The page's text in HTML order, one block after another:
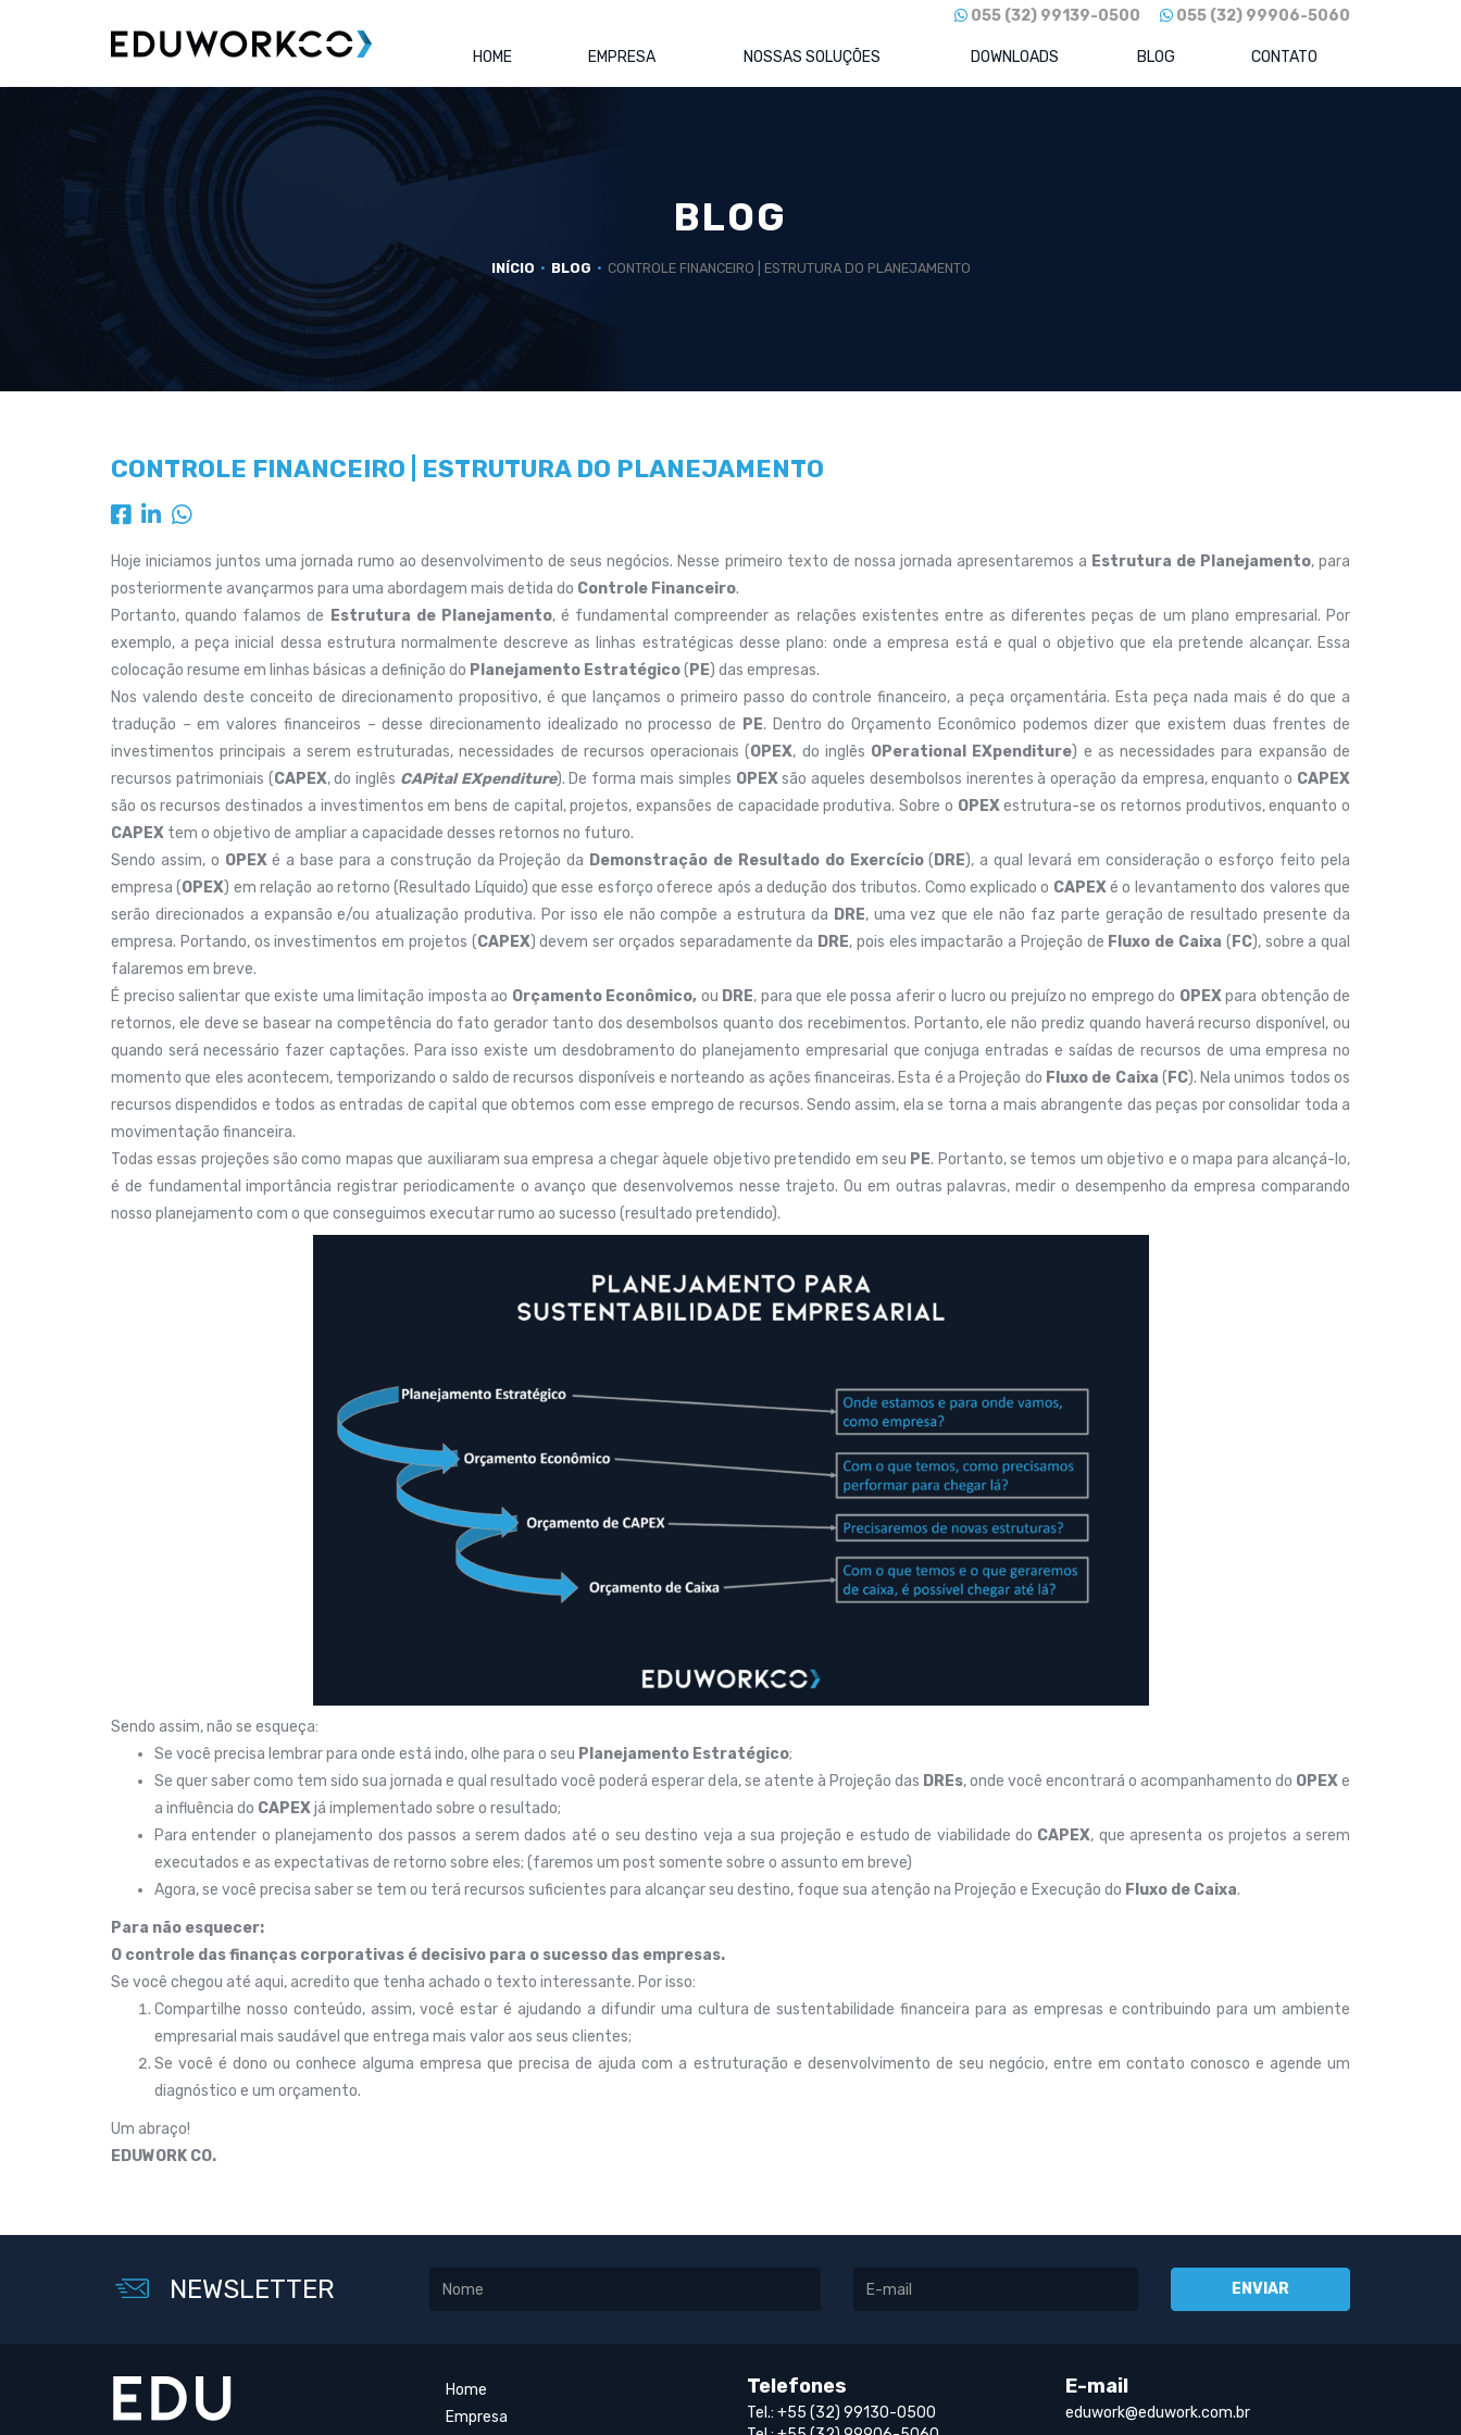
055 (32) 99139-0500 055 (32) 99906-5060
HOME EMPRESA NOSSAS SOLUÇÕES DOWNLOADS BLOG CONTATO
BLOG
INÍCIO BLOG CONTROLE FINANCEIRO | ESTRUTURA DO PLANEJAMENTO
CONTROLE FINANCEIRO | ESTRUTURA DO PLANEJAMENTO
Hoje iniciamos juntos uma jornada rumo ao desenvolvimento de seus negócios. Nesse primeiro texto de nossa jornada apresentaremos a Estrutura de Planejamento, para
posteriormente avançarmos para uma abordagem mais detida do Controle Financeiro.
Portanto, quando falamos de Estrutura de Planejamento, é fundamental compreender as relações existentes entre as diferentes peças de um plano empresarial. Por
exemplo, a peça inicial dessa estrutura normalmente descreve as linhas estratégicas desse plano: onde a empresa está e qual o objetivo que ela pretende alcançar. Essa
colocação resume em linhas básicas a definição do Planejamento Estratégico( PE) das empresas.
Nos valendo deste conceito de direcionamento propositivo, é que lançamos o primeiro passo do controle financeiro, a peça orçamentária. Esta peça nada mais é do que a
tradução – em valores financeiros – desse direcionamento idealizado no processo de PE. Dentro do Orçamento Econômico podemos dizer que existem duas frentes de
investimentos principais a serem estruturadas, necessidades de recursos operacionais (OPEX, do inglês OPerational EXpenditure) e as necessidades para expansão de
recursos patrimoniais (CAPEX, do inglês CAPital EXpenditure). De forma mais simples OPEXsão aqueles desembolsos inerentes à operação da empresa, enquanto o CAPEX
são os recursos destinados a investimentos em bens de capital, projetos, expansões de capacidade produtiva. Sobre o OPEXestrutura-se os retornos produtivos, enquanto o
CAPEX tem o objetivo de ampliar a capacidade desses retornos no futuro.
Sendo assim, o OPEXé a base para a construção da Projeção da Demonstração de Resultado do Exercício( DRE), a qual levará em consideração o esforço feito pela
empresa (OPEX) em relação ao retorno (Resultado Líquido) que esse esforço oferece após a dedução dos tributos. Como explicado o CAPEXé o levantamento dos valores que
serão direcionados a expansão e/ou atualização produtiva. Por isso ele não compõe a estrutura da DRE, uma vez que ele não faz parte geração de resultado presente da
empresa. Portando, os investimentos em projetos (CAPEX) devem ser orçados separadamente da DRE, pois eles impactarão a Projeção de Fluxo de Caixa ( FC), sobre a qual
falaremos em breve.
É preciso salientar que existe uma limitação imposta ao Orçamento Econômico, ou DRE, para que ele possa aferir o lucro ou prejuízo no emprego do OPEXpara obtenção de
retornos, ele deve se basear na competência do fato gerador tanto dos desembolsos quanto dos recebimentos. Portanto, ele não prediz quando haverá recurso disponível, ou
quando será necessário fazer captações. Para isso existe um desdobramento do planejamento empresarial que conjuga entradas e saídas de recursos de uma empresa no
momento que eles acontecem, temporizando o saldo de recursos disponíveis e norteando as ações financeiras. Esta é a Projeção do Fluxo de Caixa ( FC). Nela unimos todos os
recursos dispendidos e todos as entradas de capital que obtemos com esse emprego de recursos. Sendo assim, ela se torna a mais abrangente das peças por consolidar toda a
movimentação financeira.
Todas essas projeções são como mapas que auxiliaram sua empresa a chegar àquele objetivo pretendido em seu PE. Portanto, se temos um objetivo e o mapa para alcançá-lo,
é de fundamental importância registrar periodicamente o avanço que desenvolvemos nesse trajeto. Ou em outras palavras, medir o desempenho da empresa comparando
nosso planejamento com o que conseguimos executar rumo ao sucesso (resultado pretendido).
Sendo assim, não se esqueça:
Se você precisa lembrar para onde está indo, olhe para o seu Planejamento Estratégico;
Se quer saber como tem sido sua jornada e qual resultado você poderá esperar dela, se atente à Projeção das DREs, onde você encontrará o acompanhamento do OPEXe
a influência do CAPEXjá implementado sobre o resultado;
Para entender o planejamento dos passos a serem dados até o seu destino veja a sua projeção e estudo de viabilidade do CAPEX, que apresenta os projetos a serem
executados e as expectativas de retorno sobre eles; (faremos um post somente sobre o assunto em breve)
Agora, se você precisa saber se tem ou terá recursos suficientes para alcançar seu destino, foque sua atenção na Projeção e Execução do Fluxo de Caixa.
Para não esquecer:
O controle das finanças corporativas é decisivo para o sucesso das empresas.
Se você chegou até aqui, acredito que tenha achado o texto interessante. Por isso:
Compartilhe nosso conteúdo, assim, você estar é ajudando a difundir uma cultura de sustentabilidade financeira para as empresas e contribuindo para um ambiente
empresarial mais saudável que entrega mais valor aos seus clientes;
Se você é dono ou conhece alguma empresa que precisa de ajuda com a estruturação e desenvolvimento de seu negócio, entre em contato conosco e agende um
diagnóstico e um orçamento.
Um abraço!
EDUWORK CO.
NEWSLETTER
Home
Empresa
Telefones
Tel.: +55 (32) 99130-0500
E-mail
eduwork@eduwork.com.br